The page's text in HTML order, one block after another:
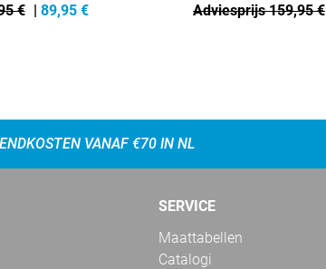
€ | 89,95 € Adviesprijs 159,95 €
VANAF €70 IN NL
SERVICE
Maattabellen
Catalogi